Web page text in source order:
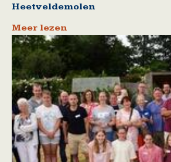
Heetveldemolen
Meer lezen